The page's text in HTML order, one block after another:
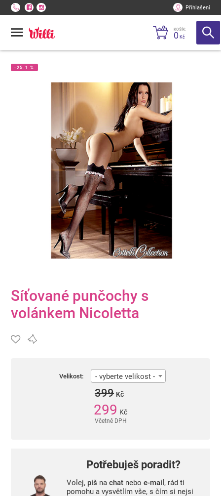
Přihlašení
KOŠÍK:
0 Kč
-25.1 %
Síťované punčochy s
volánkem Nicoletta
Velikost: - vyberte velikost -
399 Kč
299 Kč
Včetně DPH
Potřebuješ poradit?
Volej, piš na chatnebo e-mail , rád ti
pomohu a vysvětlím vše, s čím si nejsi